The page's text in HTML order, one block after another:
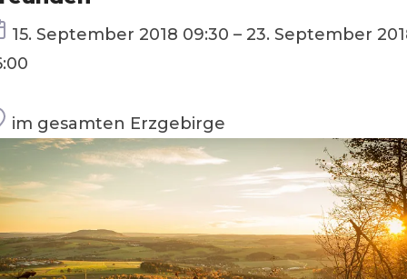
Termin
15. September 2018 09:30 – 23. September
Ort
im gesamten Erzgebirge